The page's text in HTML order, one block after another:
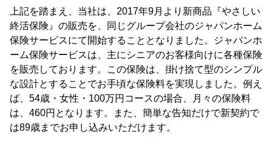
上記を踏まえ、当社は、2017年9月より新商品『やさしい
終活保険』の販売を、同じグループ会社のジャパンホーム
保険サービスにて開始することとなりました。ジャパンホ
ーム保険サービスは、主にシニアのお客様向けに各種保険
を販売しております。この保険は、掛け捨て型のシンプル
な設計とすることでお手頃な保険料を実現しました。例え
ば、54歳・女性・100万円コースの場合、月々の保険料
は、460円となります。また、簡単な告知だけで新契約で
は89歳までお申し込みいただけます。